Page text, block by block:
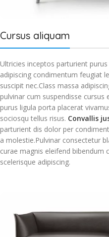
Cursus aliquam
Ultricies inceptos parturient
adipiscing condimentum feugiat
suscipit nec.Class massa
pulvinar cum suspendisse
purus ligula porta placerat
sociosqu tellus risus. Convallis
parturient dis dolor per
a molestie.Pulvinar consectetur
curae magnis eleifend bibendum
scelerisque adipiscing.